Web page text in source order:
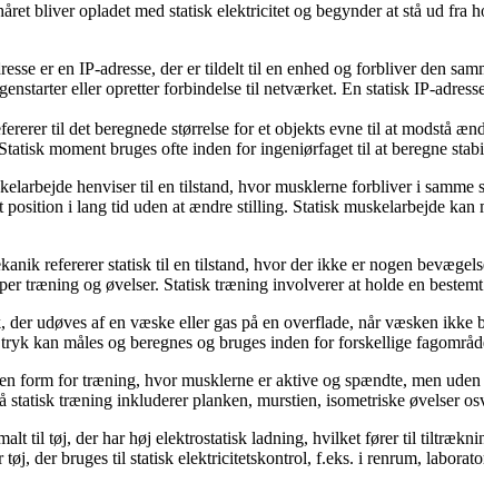
bliver opladet med statisk elektricitet og begynder at stå ud
er en IP-adresse, der er tildelt til en enhed og forbliver den
eller opretter forbindelse til netværket. En statisk IP-
til det beregnede størrelse for et objekts evne til at modstå
moment bruges ofte inden for ingeniørfaget til at beregne
henviser til en tilstand, hvor musklerne forbliver i
position i lang tid uden at ændre stilling. Statisk muskelarbejde
refererer statisk til en tilstand, hvor der ikke er nogen
træning og øvelser. Statisk træning involverer at holde en
udøves af en væske eller gas på en overflade, når væsken
kan måles og beregnes og bruges inden for forskellige
form for træning, hvor musklerne er aktive og spændte, men
statisk træning inkluderer planken, murstien, isometriske øvelser
til tøj, der har høj elektrostatisk ladning, hvilket fører til
der bruges til statisk elektricitetskontrol, f.eks. i renrum,